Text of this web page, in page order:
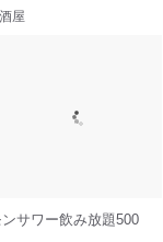
屋
サワー飲み放題500